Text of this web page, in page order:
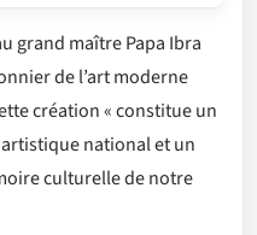
grand maître Papa Ibra
de l’art moderne
création « constitue un
national et un
culturelle de notre